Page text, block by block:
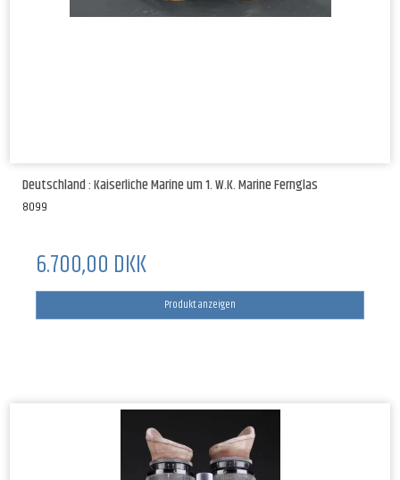
Deutschland : Kaiserliche Marine um 1. W.K. Marine Fernglas
8099
6.700,00 DKK
Produkt anzeigen